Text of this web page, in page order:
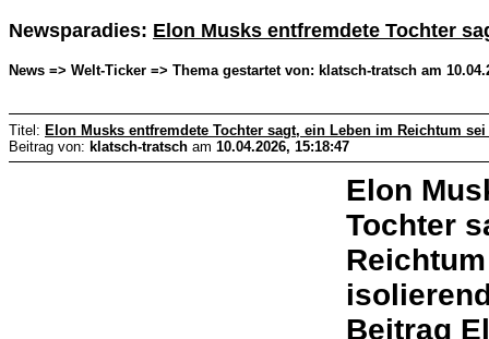
Newsparadies: Elon Musks entfremdete Tochter
News => Welt-Ticker => Thema gestartet von: klatsch-tratsch am
Titel: Elon Musks entfremdete Tochter sagt, ein Leben im Reichtum
Beitrag von: klatsch-tratsch am 10.04.2026, 15:18:47
Elon
Tochter
Beitrag